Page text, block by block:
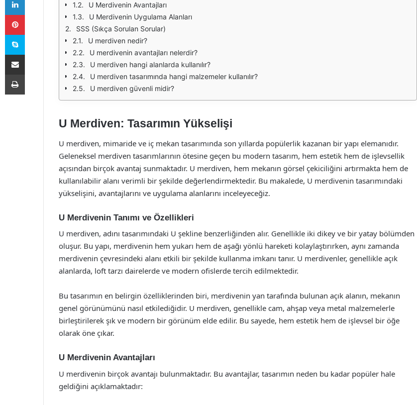
U Merdivenin Avantajları
U Merdivenin Uygulama Alanları
SSS (Sıkça Sorulan Sorular)
U merdiven nedir?
U merdivenin avantajları nelerdir?
U merdiven hangi alanlarda kullanılır?
U merdiven tasarımında hangi malzemeler kullanılır?
U merdiven güvenli midir?
U Merdiven: Tasarımın Yükselişi
U merdiven, mimaride ve iç mekan tasarımında son yıllarda popülerlik kazanan bir yapı elemanıdır.
Geleneksel merdiven tasarımlarının ötesine geçen bu modern tasarım, hem estetik hem de işlevsellik
açısından birçok avantaj sunmaktadır. U merdiven, hem mekanın görsel çekiciliğini artırmakta hem de
kullanılabilir alanı verimli bir şekilde değerlendirmektedir. Bu makalede, U merdivenin tasarımındaki
yükselişini, avantajlarını ve uygulama alanlarını inceleyeceğiz.
U Merdivenin Tanımı ve Özellikleri
U merdiven, adını tasarımındaki U şekline benzerliğinden alır. Genellikle iki dikey ve bir yatay bölümden
oluşur. Bu yapı, merdivenin hem yukarı hem de aşağı yönlü hareketi kolaylaştırırken, aynı zamanda
merdivenin çevresindeki alanı etkili bir şekilde kullanma imkanı tanır. U merdivenler, genellikle açık
alanlarda, loft tarzı dairelerde ve modern ofislerde tercih edilmektedir.
Bu tasarımın en belirgin özelliklerinden biri, merdivenin yan tarafında bulunan açık alanın, mekanın
genel görünümünü nasıl etkilediğidir. U merdiven, genellikle cam, ahşap veya metal malzemelerle
birleştirilerek şık ve modern bir görünüm elde edilir. Bu sayede, hem estetik hem de işlevsel bir öğe
olarak öne çıkar.
U Merdivenin Avantajları
U merdivenin birçok avantajı bulunmaktadır. Bu avantajlar, tasarımın neden bu kadar popüler hale
geldiğini açıklamaktadır:
Pinterest
Skype
E-Posta ile paylaş